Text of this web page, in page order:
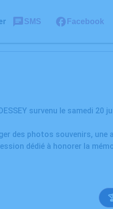
SMS Facebook
survenu le samedi 20
des photos souvenirs, une
dédié à honorer la